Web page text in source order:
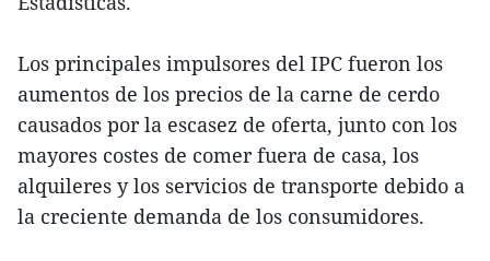
Los principales impulsores del IPC fueron los
aumentos de los precios de la carne de cerdo
causados por la escasez de oferta, junto con los
mayores costes de comer fuera de casa, los
alquileres y los servicios de transporte debido a
la creciente demanda de los consumidores.